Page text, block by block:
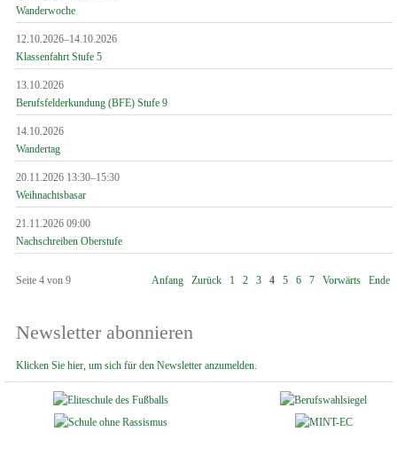
Wanderwoche
12.10.2026–14.10.2026
Klassenfahrt Stufe 5
13.10.2026
Berufsfelderkundung (BFE) Stufe 9
14.10.2026
Wandertag
20.11.2026 13:30–15:30
Weihnachtsbasar
21.11.2026 09:00
Nachschreiben Oberstufe
Seite 4 von 9 Anfang Zurück 1 2 3 4 5 6 7 Vorwärts Ende
Newsletter abonnieren
Klicken Sie hier, um sich für den Newsletter anzumelden.